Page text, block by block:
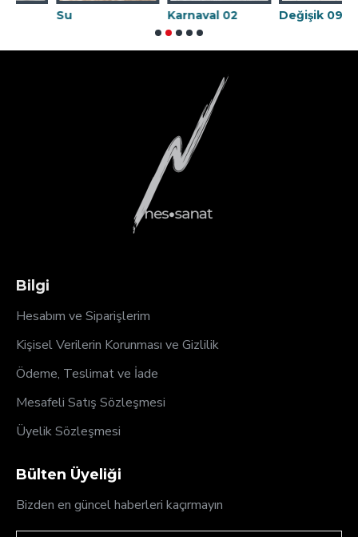
Karnaval 02 Değişik 09
Bilgi
Hesabım ve Siparişlerim
Kişisel Verilerin Korunması ve Gizlilik
Ödeme, Teslimat ve İade
Mesafeli Satış Sözleşmesi
Üyelik Sözleşmesi
Bülten Üyeliği
Bizden en güncel haberleri kaçırmayın